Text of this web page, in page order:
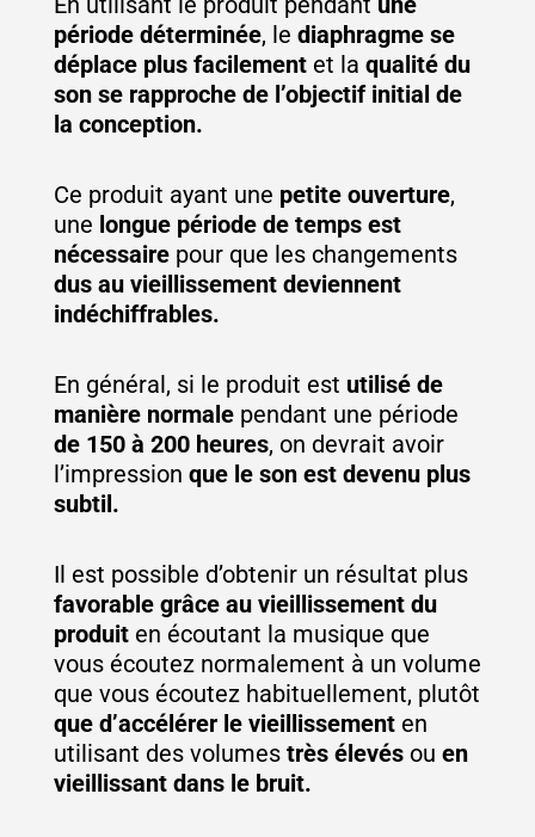
période déterminée, le diaphragme se
déplace plus facilement et la qualité du
son se rapproche de l’objectif initial de
la conception.
Ce produit ayant une petite ouverture,
une longue période de temps est
nécessaire pour que les changements
dus au vieillissement deviennent
indéchiffrables.
En général, si le produit est utilisé de
manière normale pendant une période
de 150 à 200 heures, on devrait avoir
l’impression que le son est devenu plus
subtil.
Il est possible d’obtenir un résultat plus
favorable grâce au vieillissement du
produit en écoutant la musique que
vous écoutez normalement à un volume
que vous écoutez habituellement, plutôt
que d’accélérer le vieillissement en
utilisant des volumes très élevés ou en
vieillissant dans le bruit.